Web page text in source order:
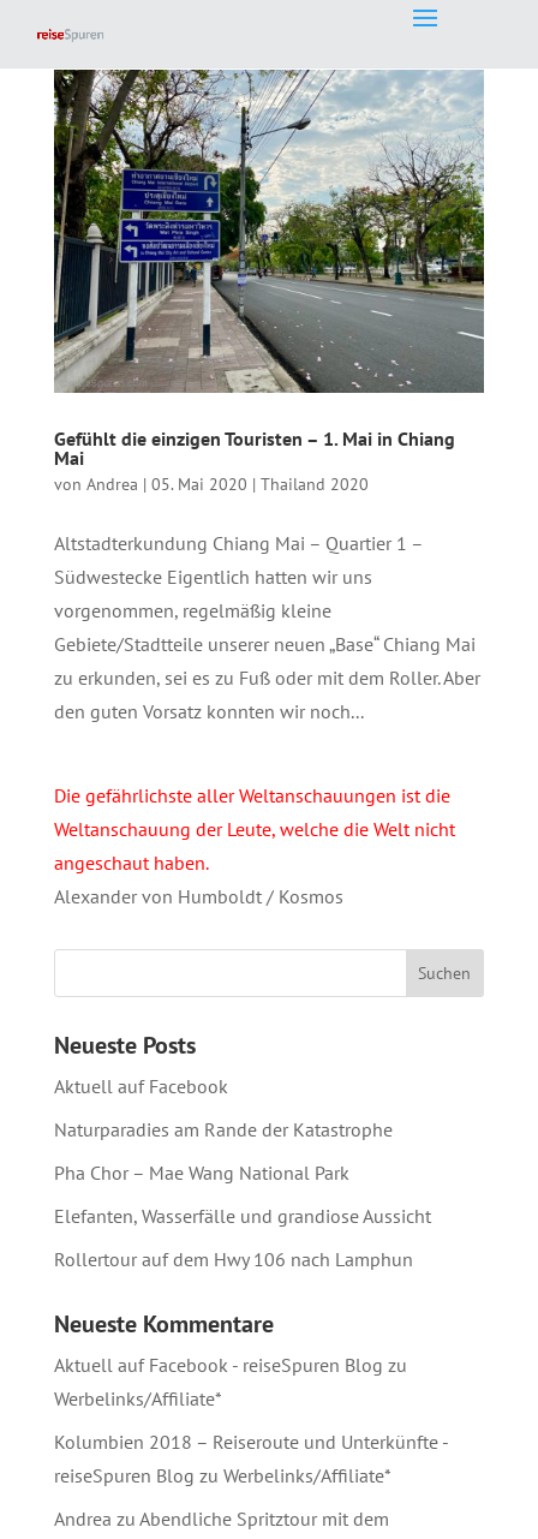
Gefühlt die einzigen Touristen – 1. Mai in Chiang
Mai
von Andrea | 05. Mai 2020 | Thailand 2020
Altstadterkundung Chiang Mai – Quartier 1 –
Südwestecke Eigentlich hatten wir uns
vorgenommen, regelmäßig kleine
Gebiete/Stadtteile unserer neuen „Base“ Chiang Mai
zu erkunden, sei es zu Fuß oder mit dem Roller. Aber
den guten Vorsatz konnten wir noch...
Die gefährlichste aller Weltanschauungen ist die
Weltanschauung der Leute, welche die Welt nicht
angeschaut haben.
Alexander von Humboldt / Kosmos
Neueste Posts
Aktuell auf Facebook
Naturparadies am Rande der Katastrophe
Pha Chor – Mae Wang National Park
Elefanten, Wasserfälle und grandiose Aussicht
Rollertour auf dem Hwy 106 nach Lamphun
Neueste Kommentare
Aktuell auf Facebook - reiseSpuren Blog zu
Werbelinks/Affiliate*
Kolumbien 2018 – Reiseroute und Unterkünfte -
reiseSpuren Blog zu Werbelinks/Affiliate*
Andrea zu Abendliche Spritztour mit dem